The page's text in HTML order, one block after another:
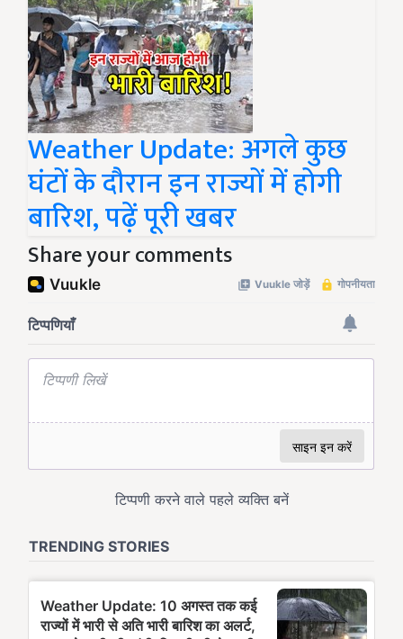
Weather Update: अगले कुछ
घंटों के दौरान इन राज्यों में होगी
बारिश, पढ़ें पूरी खबर
Share your comments